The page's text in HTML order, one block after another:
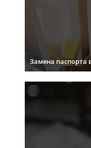
Замена паспорта